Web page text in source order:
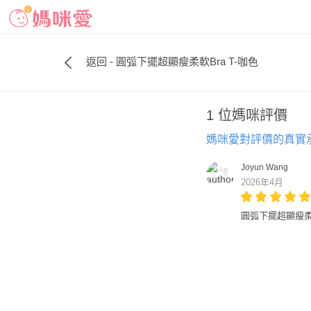
返回 - 圓弧下擺超顯瘦柔軟Bra T-咖色
1 位媽咪評價
媽咪愛對評價的真實
Joyun Wang
2026年4月
圓弧下擺超顯瘦